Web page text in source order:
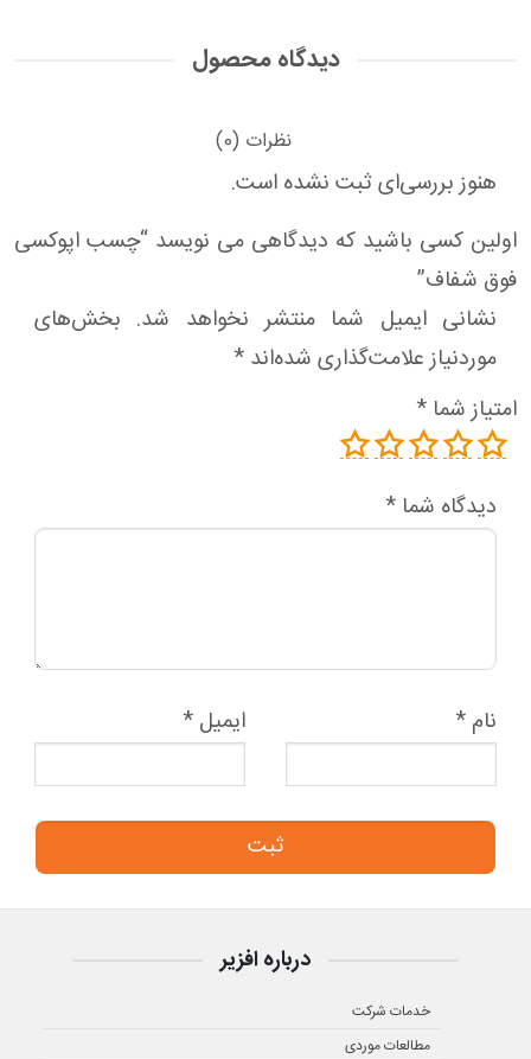
دیدگاه محصول
نظرات (0)
هنوز بررسی‌ای ثبت نشده است.
اولین کسی باشید که دیدگاهی می نویسد “چسب اپوکسی
فوق شفاف”
نشانی ایمیل شما منتشر نخواهد شد. بخش‌های
موردنیاز علامت‌گذاری شده‌اند *
امتیاز شما *
دیدگاه شما *
نام * ایمیل *
درباره افزیر
خدمات شرکت
مطالعات موردی